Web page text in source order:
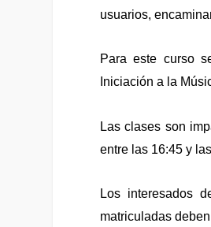
usuarios,
Para este curso
Iniciación a la
Las clases son
entre las 16:45 y
Los interesados
matriculadas